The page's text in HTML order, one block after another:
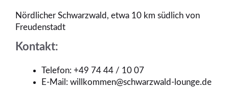
Nördlicher Schwarzwald, etwa 10 km südlich von
Freudenstadt
Kontakt:
Telefon: +49 74 44 / 10 07
E-Mail: willkommen@schwarzwald-lounge.de